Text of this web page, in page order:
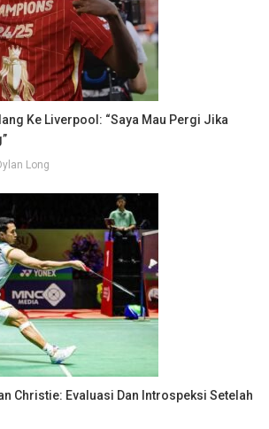
Ke Liverpool: “Saya Mau Pergi Jika
Long
Christie: Evaluasi Dan Introspeksi Setelah